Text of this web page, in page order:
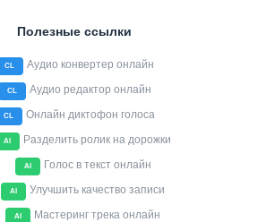
Полезные ссылки
CL Аудио конвертер онлайн
CL Аудио редактор онлайн
CL Онлайн диктофон голоса
AI Разделить ролик на дорожки
AI Голос в текст онлайн
AI Улучшить качество записи
AI Мастеринг трека онлайн